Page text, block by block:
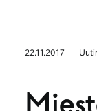
22.11.2017